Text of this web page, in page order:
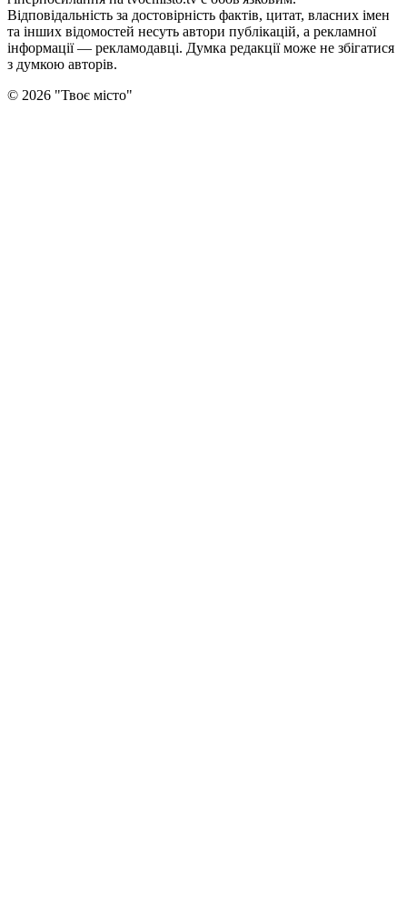
Відповідальність за достовірність фактів, цитат, власних імен
та інших відомостей несуть автори публікацій, а рекламної
інформації — рекламодавці. Думка редакцiї може не збiгатися
з думкою авторiв.
© 2026 "Твоє місто"